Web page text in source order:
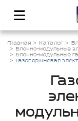
Главная Каталог
Блочно-модульные
Блочно-модульные
Газопоршневая